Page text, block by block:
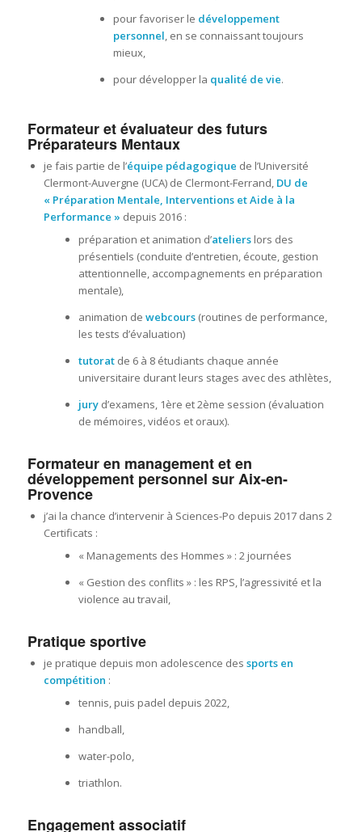
pour favoriser le développement
personnel, en se connaissant toujours
mieux,
pour développer la qualité de vie.
Formateur et évaluateur des futurs
Préparateurs Mentaux
je fais partie de l’équipe pédagogique de l’Université
Clermont-Auvergne (UCA) de Clermont-Ferrand, DU de
« Préparation Mentale, Interventions et Aide à la
Performance » depuis 2016 :
préparation et animation d’atelierslors des
présentiels (conduite d’entretien, écoute, gestion
attentionnelle, accompagnements en préparation
mentale),
animation de webcours(routines de performance,
les tests d’évaluation)
tutoratde 6 à 8 étudiants chaque année
universitaire durant leurs stages avec des athlètes,
juryd’examens, 1ère et 2ème session (évaluation
de mémoires, vidéos et oraux).
Formateur en management et en
développement personnel sur Aix-en-
Provence
j’ai la chance d’intervenir à Sciences-Po depuis 2017 dans 2
Certificats :
« Managements des Hommes » : 2 journées
« Gestion des conflits » : les RPS, l’agressivité et la
violence au travail,
Pratique sportive
je pratique depuis mon adolescence des sports en
compétition :
tennis, puis padel depuis 2022,
handball,
water-polo,
triathlon.
Engagement associatif